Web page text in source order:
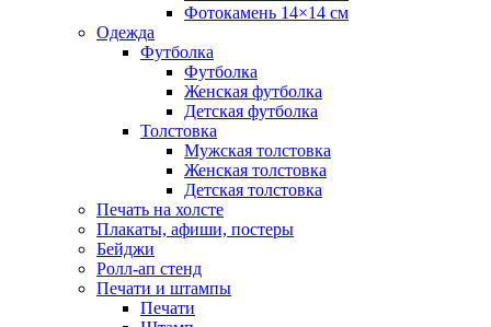
Фотокамень 14×14 см
Одежда
Футболка
Футболка
Женская футболка
Детская футболка
Толстовка
Мужская толстовка
Женская толстовка
Детская толстовка
Печать на холсте
Плакаты, афиши, постеры
Бейджи
Ролл-ап стенд
Печати и штампы
Печати